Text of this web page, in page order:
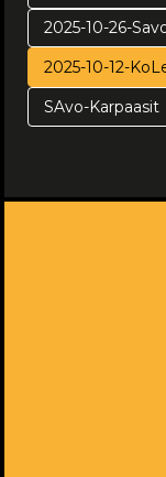
2025-10-12-
SAvo-Karpaasit